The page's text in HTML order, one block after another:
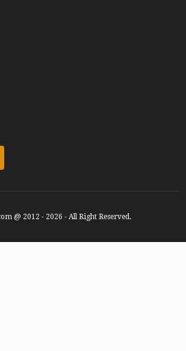
@ 2012 - 2026 - All Right Reserved.